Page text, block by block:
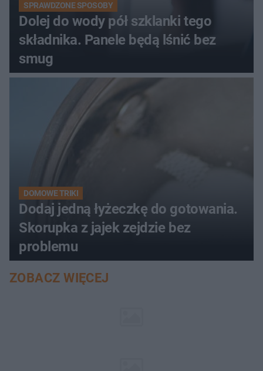
SPRAWDZONE SPOSOBY
Dolej do wody pół szklanki tego
składnika. Panele będą lśnić bez
smug
DOMOWE TRIKI
Dodaj jedną łyżeczkę do gotowania.
Skorupka z jajek zejdzie bez
problemu
ZOBACZ WIĘCEJ